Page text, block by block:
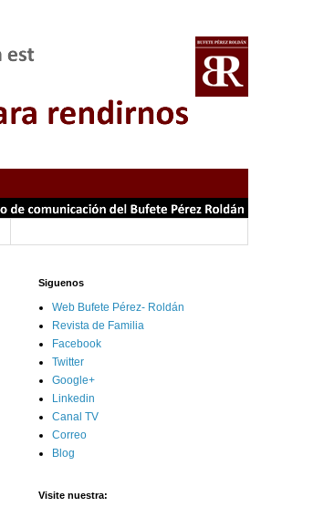
Siguenos
Web Bufete Pérez- Roldán
Revista de Familia
Facebook
Twitter
Google+
Linkedin
Canal TV
Correo
Blog
Visite nuestra: